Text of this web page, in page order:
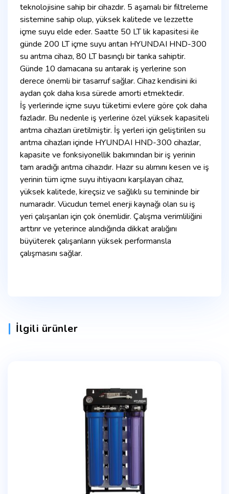
teknolojisine sahip bir cihazdır. 5 aşamalı bir filtreleme
sistemine sahip olup, yüksek kalitede ve lezzette
içme suyu elde eder. Saatte 50 LT lik kapasitesi ile
günde 200 LT içme suyu arıtan HYUNDAI HND-300
su arıtma cihazı, 80 LT basınçlı bir tanka sahiptir.
Günde 10 damacana su arıtarak iş yerlerine son
derece önemli bir tasarruf sağlar. Cihaz kendisini iki
aydan çok daha kısa sürede amorti etmektedir.
İş yerlerinde içme suyu tüketimi evlere göre çok daha
fazladır. Bu nedenle iş yerlerine özel yüksek kapasiteli
arıtma cihazları üretilmiştir. İş yerleri için geliştirilen su
arıtma cihazları içinde HYUNDAI HND-300 cihazlar,
kapasite ve fonksiyonellik bakımından bir iş yerinin
tam aradığı arıtma cihazıdır. Hazır su alımını kesen ve iş
yerinin tüm içme suyu ihtiyacını karşılayan cihaz,
yüksek kalitede, kireçsiz ve sağlıklı su temininde bir
numaradır. Vücudun temel enerji kaynağı olan su iş
yeri çalışanları için çok önemlidir. Çalışma verimliliğini
arttırır ve yeterince alındığında dikkat aralığını
büyüterek çalışanların yüksek performansla
çalışmasını sağlar.
İlgili ürünler